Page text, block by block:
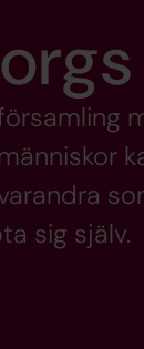
sig själv.